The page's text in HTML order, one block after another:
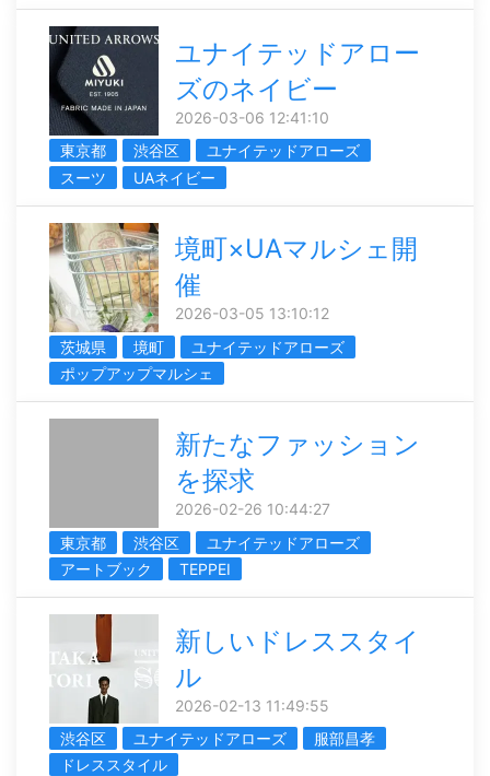
ユナイテッドアロー
ズのネイビー
2026-03-06 12:41:10
東京都
渋谷区
ユナイテッドアローズ
スーツ
UAネイビー
境町×UAマルシェ開
催
2026-03-05 13:10:12
茨城県
境町
ユナイテッドアローズ
ポップアップマルシェ
新たなファッション
を探求
2026-02-26 10:44:27
東京都
渋谷区
ユナイテッドアローズ
アートブック
TEPPEI
新しいドレススタイ
ル
2026-02-13 11:49:55
渋谷区
ユナイテッドアローズ
服部昌孝
ドレススタイル